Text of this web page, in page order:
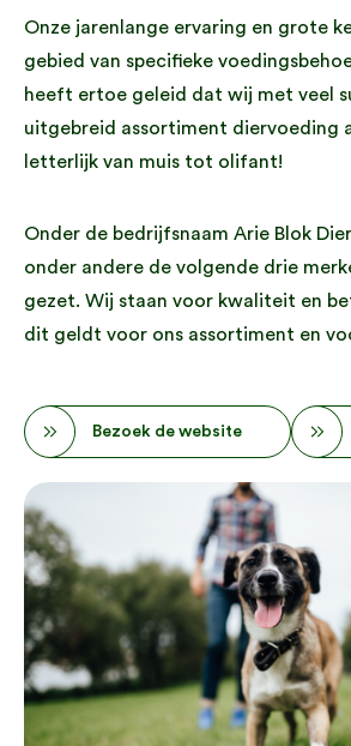
Onze jarenlange ervaring en grote
gebied van specifieke
heeft ertoe geleid dat wij met veel
uitgebreid assortiment diervoeding
letterlijk van muis tot olifant!
Onder de bedrijfsnaam Arie Blok
onder andere de volgende drie
gezet. Wij staan voor kwaliteit en
dit geldt voor ons assortiment en
Bezoek de website